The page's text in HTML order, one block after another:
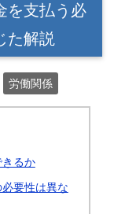
を支払う必
た解説
労働関係
るか
要性は異な